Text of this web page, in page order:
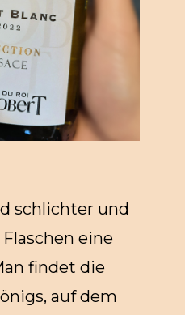
schlichter und
eine
findet die
auf dem